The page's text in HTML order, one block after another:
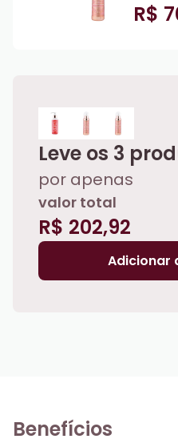
R$
Leve os 3
por apenas
valor total
R$ 202,92
Adicionar
Benefícios